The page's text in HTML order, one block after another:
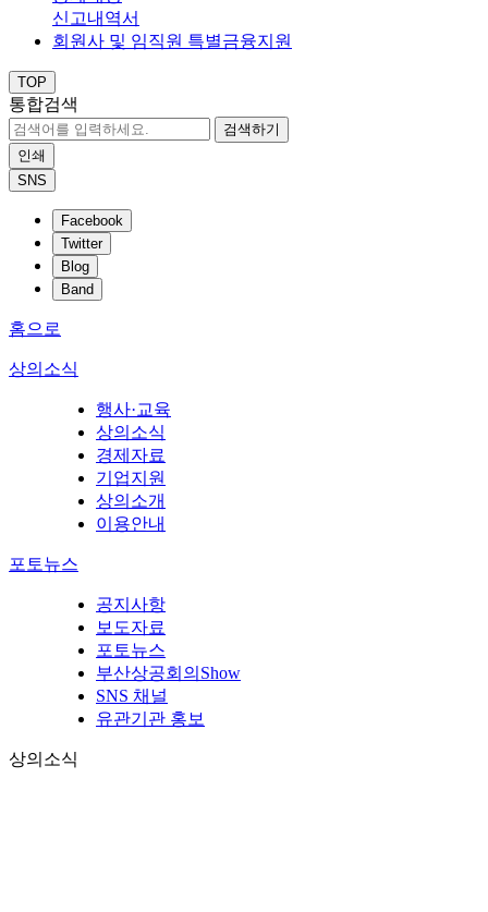
신고내역서
회원사 및 임직원 특별금융지원
TOP
통합검색
검색하기
인쇄
SNS
Facebook
Twitter
Blog
Band
홈으로
상의소식
행사·교육
상의소식
경제자료
기업지원
상의소개
이용안내
포토뉴스
공지사항
보도자료
포토뉴스
부산상공회의Show
SNS 채널
유관기관 홍보
상의소식